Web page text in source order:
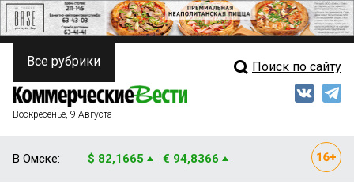
ПОЛИТИКА
ФИНАНСЫ
Свежий выпуск
Все рубрики Поиск по сайту
Воскресенье, 9 Августа
В Омске: $ 82,1665 € 94,8366